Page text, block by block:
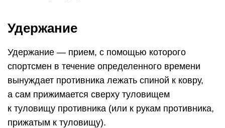
Удержание
Удержание — прием, с помощью которого
спортсмен в течение определенного времени
вынуждает противника лежать спиной к ковру,
а сам прижимается сверху туловищем
к туловищу противника (или к рукам противника,
прижатым к туловищу).